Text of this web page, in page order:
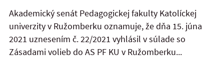
Akademický senát Pedagogickej fakulty Katolíckej
univerzity v Ružomberku oznamuje, že dňa 15. júna
2021 uznesením č. 22/2021 vyhlásil v súlade so
Zásadami volieb do AS PF KU v Ružomberku...